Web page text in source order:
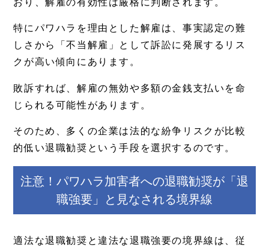
特にパワハラを理由とした解雇は、事実認定の難
しさから「不当解雇」として訴訟に発展するリス
クが高い傾向にあります。
敗訴すれば、解雇の無効や多額の金銭支払いを命
じられる可能性があります。
そのため、多くの企業は法的な紛争リスクが比較
的低い退職勧奨という手段を選択するのです。
注意！パワハラ加害者への退職勧奨が「退
職強要」と見なされる境界線
適法な退職勧奨と違法な退職強要の境界線は、従